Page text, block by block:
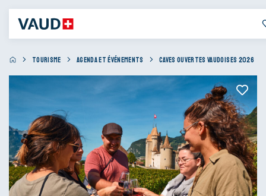
TOURISME AGENDA ET ÉVÉNEMENTS CAVES OUVERTES VAUDOISES 2026